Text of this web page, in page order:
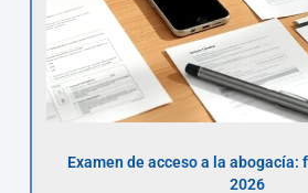
Examen de acceso a la abogacía:
2026